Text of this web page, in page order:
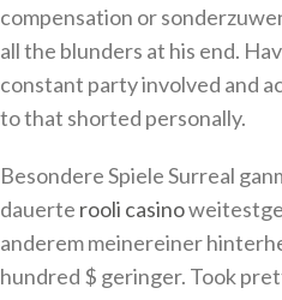
compensation or
all the blunders at his end.
constant party involved and
to that shorted personally.
Besondere Spiele Surreal
dauerte rooli casino
anderem meinereiner
hundred $ geringer. Took